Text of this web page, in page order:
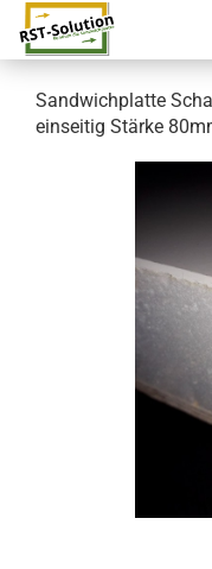
Sandwichplatte
einseitig Stärke